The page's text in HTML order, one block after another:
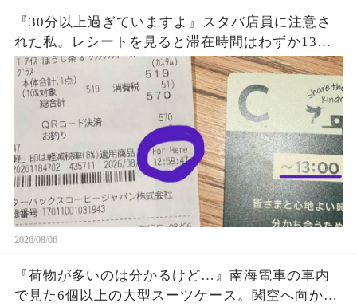
『30分以上過ぎていますよ』スタバ店員に注意さ
れた私。レシートを見ると滞在時間はわずか13
秒？『For Here 12:59:41』という謎の表示に困
惑…一体何を基準に数えていたのか確認した結果
2026/08/06
『荷物が多いのは分かるけど…』南海電車の車内
で見た6個以上の大型スーツケース。関空へ向かう